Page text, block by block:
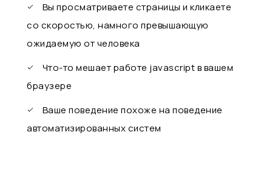
Вы просматриваете страницы и кликаете
со скоростью, намного превышающую
ожидаемую от человека
Что-то мешает работе javascript в вашем
браузере
Ваше поведение похоже на поведение
автоматизированных систем